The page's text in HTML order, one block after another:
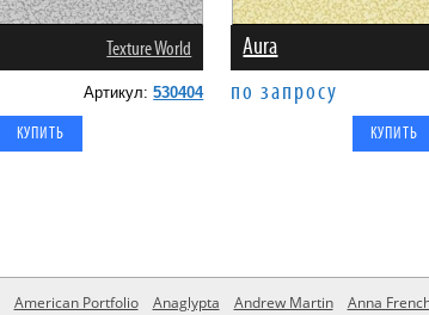
Texture World
Артикул:530404
Aura
по запросу
American Portfolio Anaglypta Andrew Martin Anna